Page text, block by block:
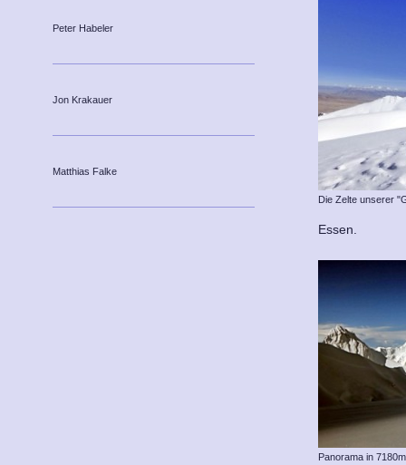
Die Zelte unserer
Essen.
Panorama in
Peter Habeler
Jon Krakauer
Matthias Falke